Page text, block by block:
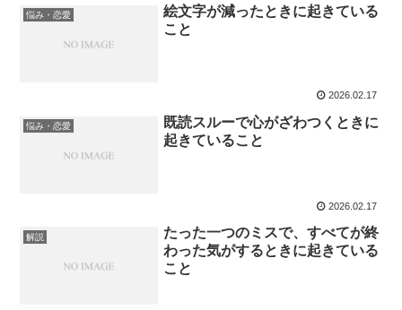
悩み・恋愛
絵文字が減ったときに起きている
こと
2026.02.17
悩み・恋愛
既読スルーで心がざわつくときに
起きていること
2026.02.17
解説
たった一つのミスで、すべてが終
わった気がするときに起きている
こと